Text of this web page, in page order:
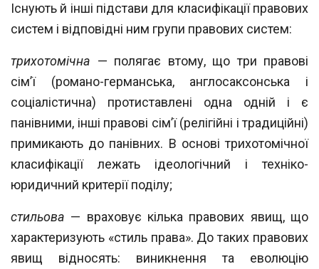
Існують й інші підстави для класифікації правових
систем і відповідні ним групи правових систем:
трихотомічна — полягає втому, що три правові
сім’ї(романо-германська, англосаксонська і
соціалістична) протиставлені одна одній і є
панівними, інші правові сім’ї (релігійні і традиційні)
примикають до панівних. В основі трихотомічної
класифікації лежать ідеологічний і техніко-
юридичний критерії поділу;
стильова — враховує кілька правових явищ, що
характеризують «стиль права». Дотаких правових
явищ відносять: виникнення та еволюцію